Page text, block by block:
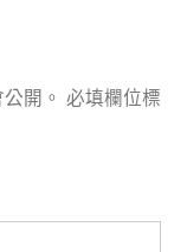
開。 必填欄位標